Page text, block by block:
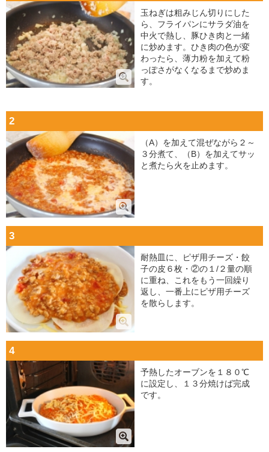
玉ねぎは粗みじん切りにした
ら、フライパンにサラダ油を
中火で熱し、豚ひき肉と一緒
に炒めます。ひき肉の色が変
わったら、薄力粉を加えて粉
っぽさがなくなるまで炒めま
す。
2
（A）を加えて混ぜながら２～
３分煮て、（B）を加えてサッ
と煮たら火を止めます。
3
耐熱皿に、ピザ用チーズ・餃
子の皮６枚・②の１/２量の順
に重ね、これをもう一回繰り
返し、一番上にピザ用チーズ
を散らします。
4
予熱したオーブンを１８０℃
に設定し、１３分焼けば完成
です。